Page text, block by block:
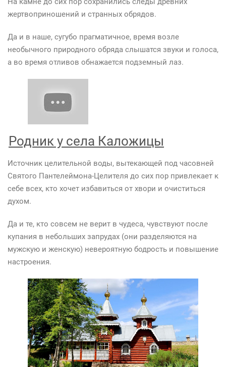
жертвоприношений и странных обрядов.
Да и в наше, сугубо прагматичное, время возле
необычного природного обряда слышатся звуки и голоса,
а во время отливов обнажается подземный лаз.
Родник у села Каложицы
Источник целительной воды, вытекающей под часовней
Святого Пантелеймона-Целителя до сих пор привлекает к
себе всех, кто хочет избавиться от хвори и очиститься
духом.
Да и те, кто совсем не верит в чудеса, чувствуют после
купания в небольших запрудах (они разделяются на
мужскую и женскую) невероятную бодрость и повышение
настроения.